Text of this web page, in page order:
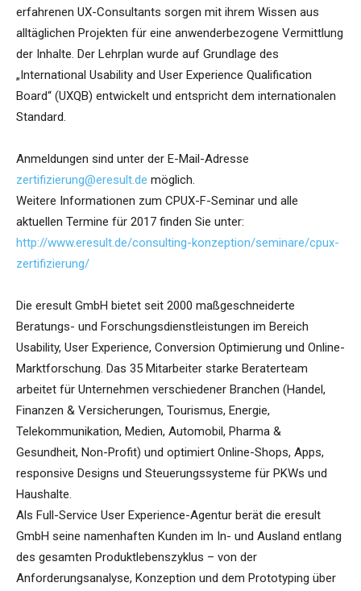
erfahrenen UX-Consultants sorgen mit ihrem Wissen aus
alltäglichen Projekten für eine anwenderbezogene Vermittlung
der Inhalte. Der Lehrplan wurde auf Grundlage des
„International Usability and User Experience Qualification
Board“ (UXQB) entwickelt und entspricht dem internationalen
Standard.
Anmeldungen sind unter der E-Mail-Adresse
zertifizierung@eresult.de möglich.
Weitere Informationen zum CPUX-F-Seminar und alle
aktuellen Termine für 2017 finden Sie unter:
http://www.eresult.de/consulting-konzeption/seminare/cpux-
zertifizierung/
Die eresult GmbH bietet seit 2000 maßgeschneiderte
Beratungs- und Forschungsdienstleistungen im Bereich
Usability, User Experience, Conversion Optimierung und Online-
Marktforschung. Das 35 Mitarbeiter starke Beraterteam
arbeitet für Unternehmen verschiedener Branchen (Handel,
Finanzen & Versicherungen, Tourismus, Energie,
Telekommunikation, Medien, Automobil, Pharma &
Gesundheit, Non-Profit) und optimiert Online-Shops, Apps,
responsive Designs und Steuerungssysteme für PKWs und
Haushalte.
Als Full-Service User Experience-Agentur berät die eresult
GmbH seine namenhaften Kunden im In- und Ausland entlang
des gesamten Produktlebenszyklus – von der
Anforderungsanalyse, Konzeption und dem Prototyping über